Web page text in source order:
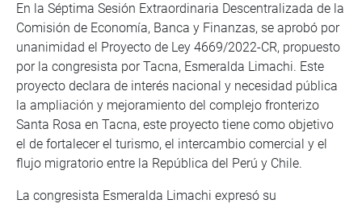
En la Séptima Sesión Extraordinaria Descentralizada de la
Comisión de Economía, Banca y Finanzas, se aprobó por
unanimidad el Proyecto de Ley 4669/2022-CR, propuesto
por la congresista por Tacna, Esmeralda Limachi. Este
proyecto declara de interés nacional y necesidad pública
la ampliación y mejoramiento del complejo fronterizo
Santa Rosa en Tacna, este proyecto tiene como objetivo
el de fortalecer el turismo, el intercambio comercial y el
flujo migratorio entre la República del Perú y Chile.
La congresista Esmeralda Limachi expresó su